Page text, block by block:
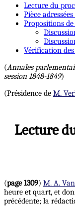
Lecture du
Pièce
Propositions
Vérification
(Annales
session 1848-1849)
(Présidence de M.
Lecture
(page 1309) M. A.
heure et quart, et
précédente; la